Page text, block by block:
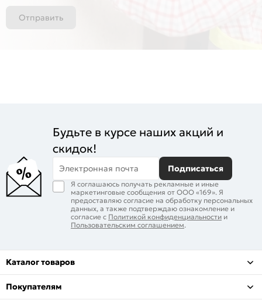
Отправить
Будьте в курсе наших акций и
скидок!
Электронная почта Подписаться
Я соглашаюсь получать рекламные и иные
маркетинговые сообщения от ООО «169». Я
предоставляю согласие на обработку персональных
данных, а также подтверждаю ознакомление и
согласие с Политикой конфиденциальности и
Пользовательским соглашением.
Каталог товаров
Покупателям